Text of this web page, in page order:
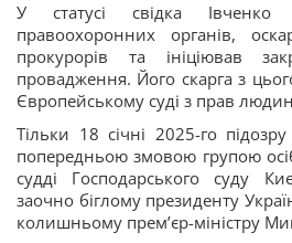
У статусі свідка
правоохоронних органів,
прокурорів та ініціював
провадження. Його скарга з
Європейському суді з прав
Тільки 18 січні 2025-го
попередньою змовою групою
судді Господарського суду
заочно біглому президенту
колишньому премʼєр-міністру